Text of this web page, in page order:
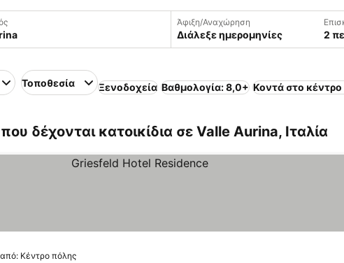
Άφιξη/Αναχώρηση
Διάλεξε ημερομηνίες 2
Τοποθεσία Ξενοδοχεία Βαθμολογία: 8,0+ Κοντά στο
δέχονται κατοικίδια σε Valle Aurina, Ιταλία
Κέντρο πόλης